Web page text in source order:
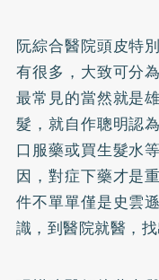
阮綜合醫院頭皮特
有很多，大致可分
最常見的當然就是
髮，就自作聰明認
口服藥或買生髮水
因，對症下藥才是
件不單單僅是史雲
識，到醫院就醫，